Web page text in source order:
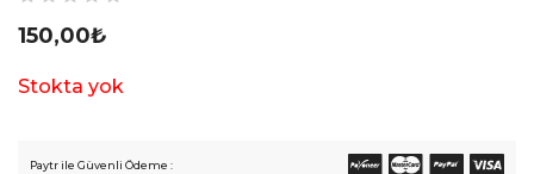
150,00₺
Stokta yok
Paytr ile Güvenli Ödeme :